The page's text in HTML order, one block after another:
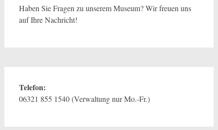
Haben Sie Fragen zu unserem Museum? Wir freuen uns
auf Ihre Nachricht!
Telefon:
06321 855 1540 (Verwaltung nur Mo.-Fr.)